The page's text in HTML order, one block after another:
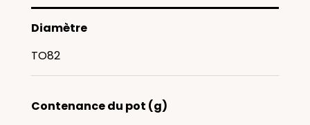
Diamètre
TO82
Contenance du pot (g)